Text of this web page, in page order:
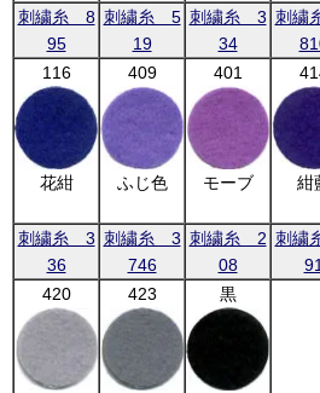
刺繍糸 8
95
刺繍糸 5
19
刺繍糸 3
34
刺繍
116
花紺
409
ふじ色
401
モーブ 紺
刺繍糸 3
36
刺繍糸 3
746
刺繍糸 2
08
刺繍
91
420
423 黒